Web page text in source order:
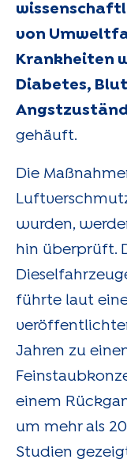
von
Krankheiten
Diabetes,
gehäuft.
Die
wurden,
hin überprüft.
führte laut
Jahren zu
einem
um mehr als
Studien